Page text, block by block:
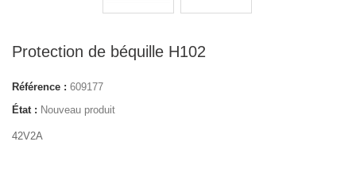
Protection de béquille H102
Référence : 609177
État : Nouveau produit
42V2A